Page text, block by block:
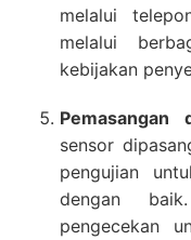
melalui
melalui
kebijakan
Pemasangan
sensor
pengujian
dengan
pengecekan